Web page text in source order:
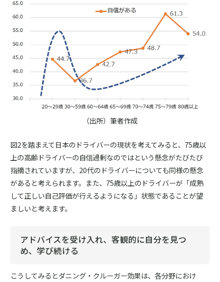
（出所）筆者作成
図2を踏まえて日本のドライバーの現状を考えてみると、75歳以
上の高齢ドライバーの自信過剰なのではという懸念がたびたび
指摘されていますが、20代のドライバーについても同様の懸念
があると考えられます。また、75歳以上のドライバーが「成熟
して正しい自己評価が行えるようになる」状態であることが望
ましいと考えます。
アドバイスを受け入れ、客観的に自分を見つ
め、学び続ける
こうしてみるとダニング・クルーガー効果は、各分野におけ